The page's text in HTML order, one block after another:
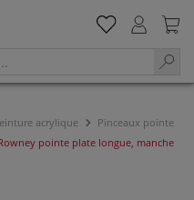
acrylique
Pinceaux pointe
pointe plate longue, manche